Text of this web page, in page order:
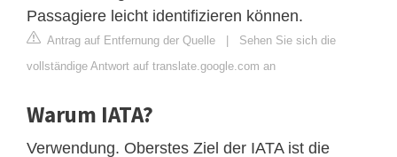
Passagiere leicht identifizieren können.
Antrag auf Entfernung der Quelle | Sehen Sie sich die
vollständige Antwort auf translate.google.com an
Warum IATA?
Verwendung. Oberstes Ziel der IATA ist die